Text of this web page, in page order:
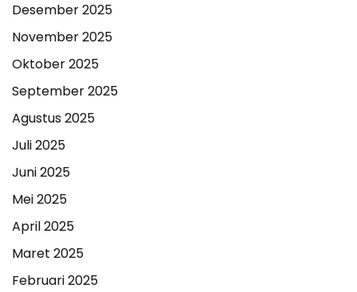
Desember 2025
November 2025
Oktober 2025
September 2025
Agustus 2025
Juli 2025
Juni 2025
Mei 2025
April 2025
Maret 2025
Februari 2025